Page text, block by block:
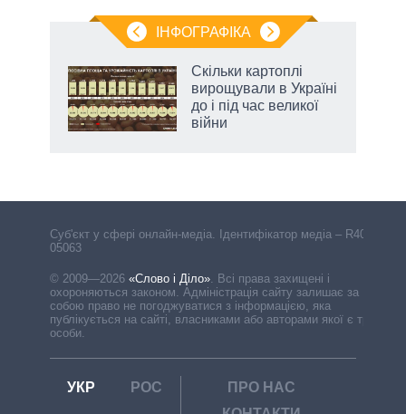
ІНФОГРАФІКА
Скільки картоплі
вирощували в Україні
до і під час великої
війни
Cуб'єкт у сфері онлайн-медіа. Ідентифікатор медіа – R40-
05063
© 2009—2026 «Слово і Діло». Всі права захищені і
охороняються законом. Адміністрація сайту залишає за
собою право не погоджуватися з інформацією, яка
публікується на сайті, власниками або авторами якої є треті
особи.
УКР РОС
ПРО НАС